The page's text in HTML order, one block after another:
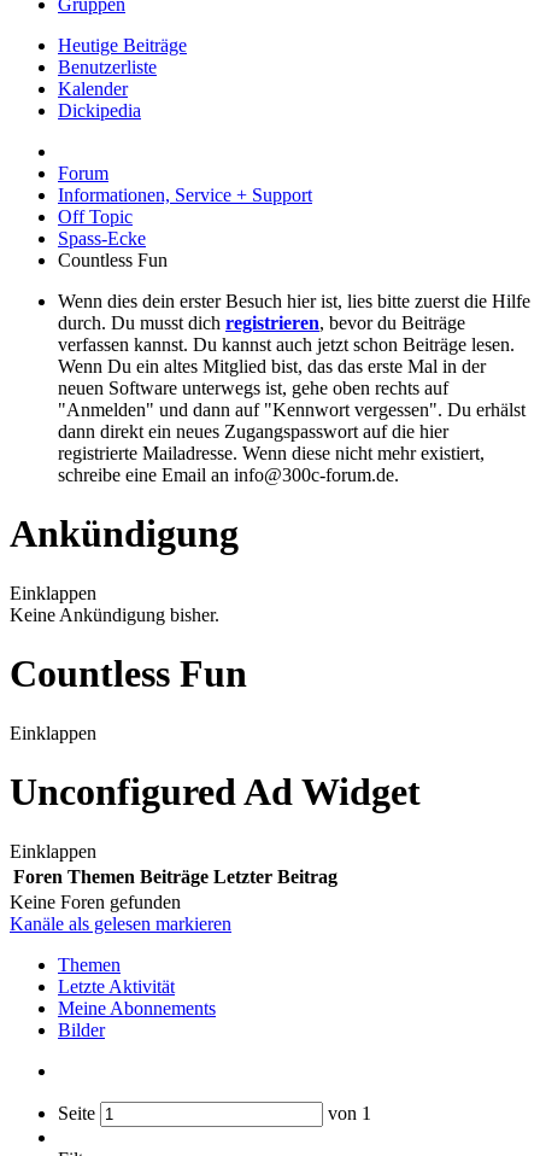
Gruppen
Heutige Beiträge
Benutzerliste
Kalender
Dickipedia
Forum
Informationen, Service + Support
Off Topic
Spass-Ecke
Countless Fun
Wenn dies dein erster Besuch hier ist, lies bitte zuerst die Hilfe
durch. Du musst dich registrieren, bevor du Beiträge
verfassen kannst. Du kannst auch jetzt schon Beiträge lesen.
Wenn Du ein altes Mitglied bist, das das erste Mal in der
neuen Software unterwegs ist, gehe oben rechts auf
"Anmelden" und dann auf "Kennwort vergessen". Du erhälst
dann direkt ein neues Zugangspasswort auf die hier
registrierte Mailadresse. Wenn diese nicht mehr existiert,
schreibe eine Email an info@300c-forum.de.
Ankündigung
Einklappen
Keine Ankündigung bisher.
Countless Fun
Einklappen
Unconfigured Ad Widget
Einklappen
Foren Themen Beiträge Letzter Beitrag
Keine Foren gefunden
Kanäle als gelesen markieren
Themen
Letzte Aktivität
Meine Abonnements
Bilder
Seite von 1